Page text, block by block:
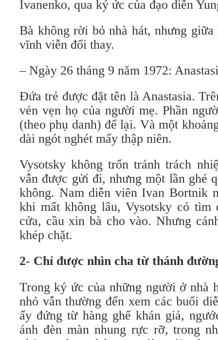
Ivanenko, qua ký ức của đạo diễn
Bà không rời bỏ nhà hát, nhưng
vĩnh viễn đổi thay.
– Ngày 26 tháng 9 năm 1972:
Đứa trẻ được đặt tên là Anastasia.
vẻn vẹn họ của người mẹ. Phần
(theo phụ danh) để lại. Và một
dài ngót nghét mấy thập niên.
Vysotsky không trốn tránh trách
vẫn được gửi đi, nhưng một lần ghé
không. Nam diễn viên Ivan Bortnik
khi mất không lâu, Vysotsky có tìm
cửa, cầu xin bà cho vào. Nhưng
khép chặt.
2- Chỉ được nhìn cha từ thánh
Trong ký ức của những người ở nhà
nhỏ vẫn thường đến xem các buổi
ấy đứng từ hàng ghế khán giả,
ánh đèn màn nhung rực rỡ, trong